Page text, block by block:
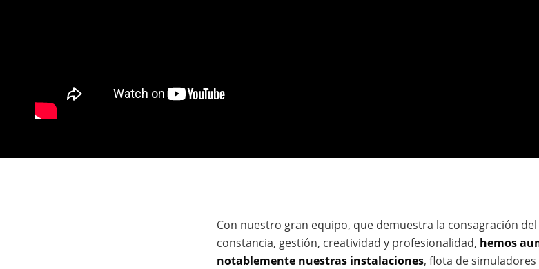
Con nuestro gran equipo, que demuestra la consagración
constancia, gestión, creatividad y profesionalidad, hemos
notablemente nuestras instalaciones, flota de